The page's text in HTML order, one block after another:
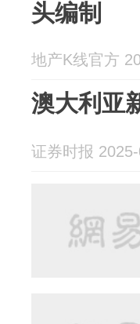
头编制
地产K线官方
澳大利亚
证券时报